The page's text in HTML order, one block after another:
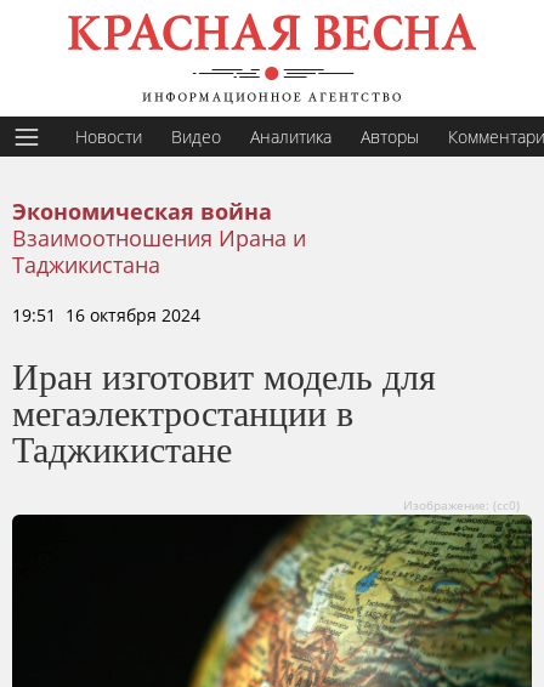
Новости Видео Аналитика Авторы
Экономическая война
Взаимоотношения Ирана и
Таджикистана
19:51 16 октября 2024
Иран изготовит модель для
мегаэлектростанции в
Таджикистане
Изображение: (cc0)